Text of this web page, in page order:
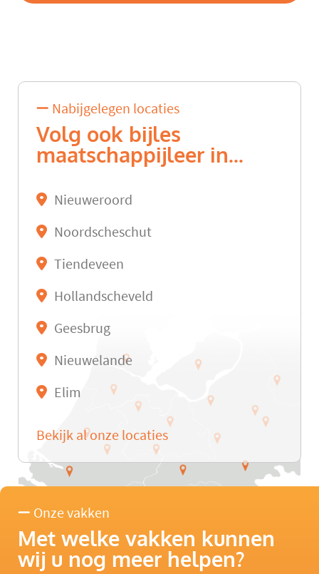
Nabijgelegen locaties
Volg ook bijles
maatschappijleer in...
Nieuweroord
Noordscheschut
Tiendeveen
Hollandscheveld
Geesbrug
Nieuwelande
Elim
Bekijk al onze locaties
Onze vakken
Met welke vakken kunnen
wij u nog meer helpen?